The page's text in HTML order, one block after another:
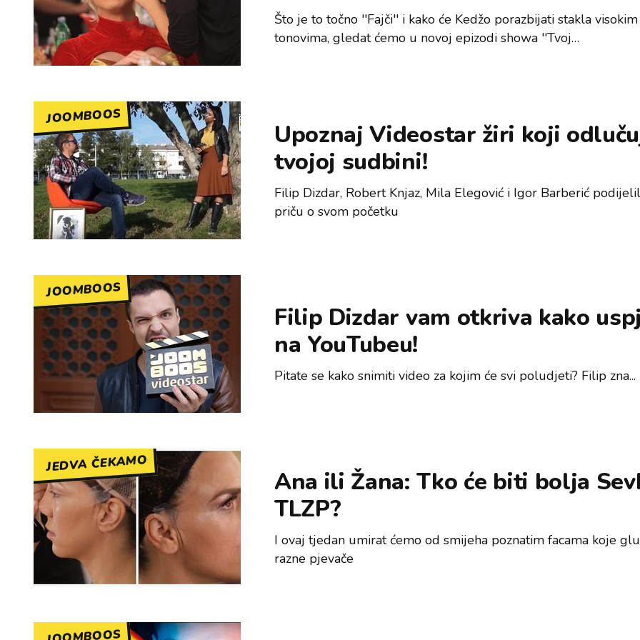
Što je to točno ''Fajči'' i kako će Kedžo porazbijati stakla visokim
tonovima, gledat ćemo u novoj epizodi showa ''Tvoj…
JOOMBOOS
Upoznaj Videostar žiri koji
tvojoj sudbini!
Filip Dizdar, Robert Knjaz, Mila Elegović i Igor Barberić
priču o svom početku
JOOMBOOS
Filip Dizdar vam otkriva kako
na YouTubeu!
Pitate se kako snimiti video za kojim će svi poludjeti? Filip zna...
JEDVA ČEKAMO
Ana ili Žana: Tko će biti bolja
TLZP?
I ovaj tjedan umirat ćemo od smijeha poznatim facama koje
razne pjevače